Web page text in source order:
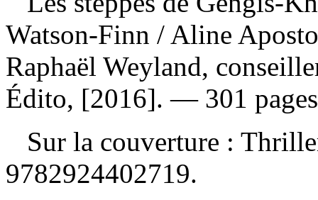
Watson-Finn / Aline
Raphaël Weyland,
Édito, [2016]. — 301
Sur la couverture :
9782924402719.